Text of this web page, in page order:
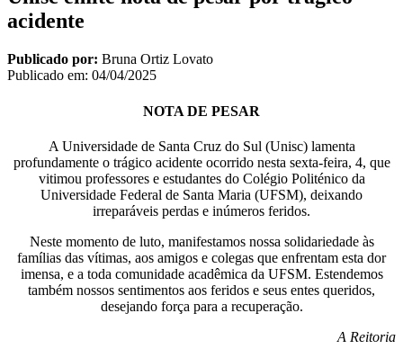
acidente
Publicado por: Bruna Ortiz Lovato
Publicado em: 04/04/2025
NOTA DE PESAR
A Universidade de Santa Cruz do Sul (Unisc) lamenta
profundamente o trágico acidente ocorrido nesta sexta-feira, 4, que
vitimou professores e estudantes do Colégio Politénico da
Universidade Federal de Santa Maria (UFSM), deixando
irreparáveis perdas e inúmeros feridos.
Neste momento de luto, manifestamos nossa solidariedade às
famílias das vítimas, aos amigos e colegas que enfrentam esta dor
imensa, e a toda comunidade acadêmica da UFSM. Estendemos
também nossos sentimentos aos feridos e seus entes queridos,
desejando força para a recuperação.
A Reitoria